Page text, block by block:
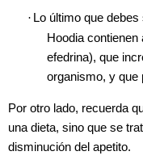
· Lo último que
Hoodia
efedrina), que
organismo, y que
Por otro lado, recuerda
una dieta, sino que se
disminución del apetito.